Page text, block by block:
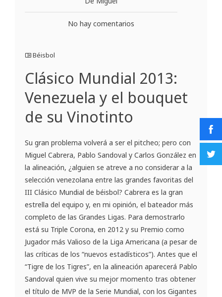
No hay comentarios
Béisbol
Clásico Mundial 2013:
Venezuela y el bouquet
de su Vinotinto
Su gran problema volverá a ser el pitcheo; pero con
Miguel Cabrera, Pablo Sandoval y Carlos González en
la alineación, ¿alguien se atreve a no considerar a la
selección venezolana entre las grandes favoritas del
III Clásico Mundial de béisbol? Cabrera es la gran
estrella del equipo y, en mi opinión, el bateador más
completo de las Grandes Ligas. Para demostrarlo
está su Triple Corona, en 2012 y su Premio como
Jugador más Valioso de la Liga Americana (a pesar de
las críticas de los “nuevos estadísticos”). Antes que el
“Tigre de los Tigres”, en la alineación aparecerá Pablo
Sandoval quien vive su mejor momento tras obtener
el título de MVP de la Serie Mundial, con los Gigantes